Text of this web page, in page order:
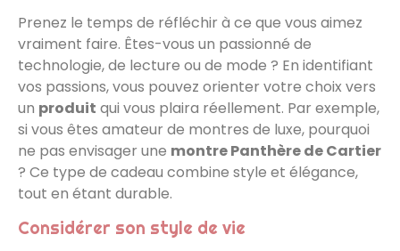
Prenez le temps de réfléchir à ce que vous aimez
vraiment faire. Êtes-vous un passionné de
technologie, de lecture ou de mode ? En identifiant
vos passions, vous pouvez orienter votre choix vers
un produit qui vous plaira réellement. Par exemple,
si vous êtes amateur de montres de luxe, pourquoi
ne pas envisager une montre Panthère de Cartier
? Ce type de cadeau combine style et élégance,
tout en étant durable.
Considérer son style de vie